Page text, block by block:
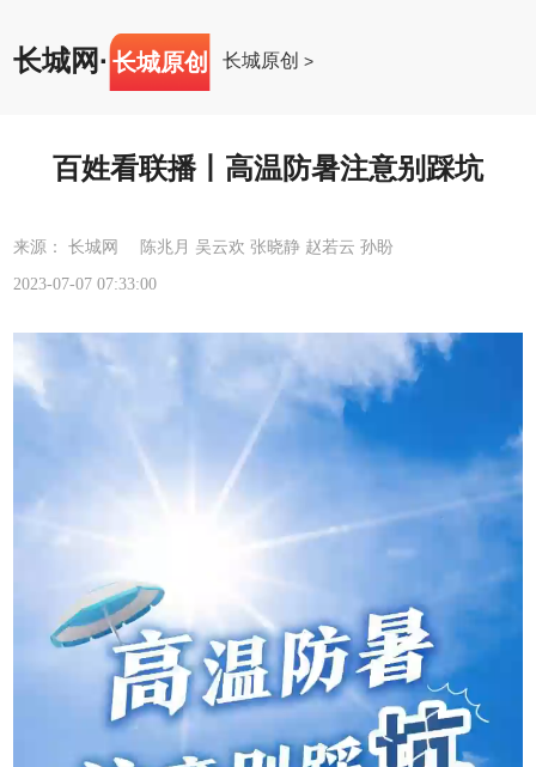
长城网· 长城原创 长城原创 >
百姓看联播丨高温防暑注意别踩坑
来源： 长城网 陈兆月 吴云欢 张晓静 赵若云 孙盼
2023-07-07 07:33:00